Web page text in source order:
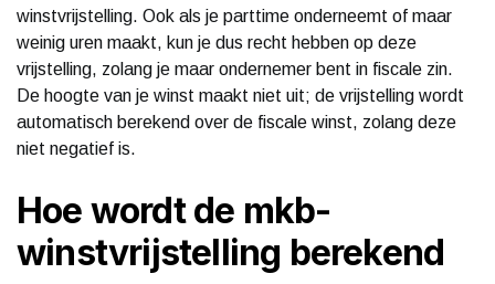
winstvrijstelling. Ook als je parttime onderneemt of maar
weinig uren maakt, kun je dus recht hebben op deze
vrijstelling, zolang je maar ondernemer bent in fiscale zin.
De hoogte van je winst maakt niet uit; de vrijstelling wordt
automatisch berekend over de fiscale winst, zolang deze
niet negatief is.
Hoe wordt de mkb-
winstvrijstelling berekend